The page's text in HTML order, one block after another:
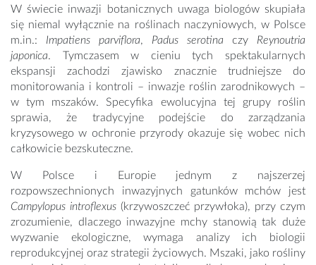
W świecie inwazji botanicznych uwaga biologów skupiała
się niemal wyłącznie na roślinach naczyniowych, w Polsce
m.in.: Impatiens parviflora, Padus serotina czy Reynoutria
japonica. Tymczasem w cieniu tych spektakularnych
ekspansji zachodzi zjawisko znacznie trudniejsze do
monitorowania i kontroli – inwazje roślin zarodnikowych –
w tym mszaków. Specyfika ewolucyjna tej grupy roślin
sprawia, że tradycyjne podejście do zarządzania
kryzysowego w ochronie przyrody okazuje się wobec nich
całkowicie bezskuteczne.
W Polsce i Europie jednym z najszerzej
rozpowszechnionych inwazyjnych gatunków mchów jest
Campylopus introflexus(krzywoszczeć przywłoka), przy czym
zrozumienie, dlaczego inwazyjne mchy stanowią tak duże
wyzwanie ekologiczne, wymaga analizy ich biologii
reprodukcyjnej oraz strategii życiowych. Mszaki, jako rośliny